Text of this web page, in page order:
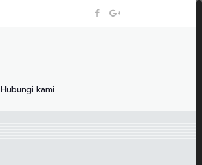
Hubungi kami